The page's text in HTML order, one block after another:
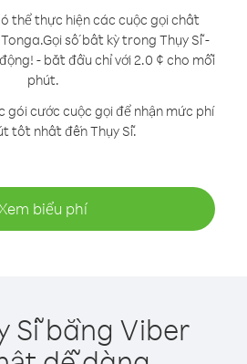
thể thực hiện các cuộc gọi chất
Gọi số bất kỳ trong Thụy Sĩ -
- bắt đầu chỉ với 2.0 ¢ cho mỗi
phút.
gói cước cuộc gọi để nhận mức phí
tốt nhất đến Thụy Sĩ.
biểu phí
Sĩ bằng Viber